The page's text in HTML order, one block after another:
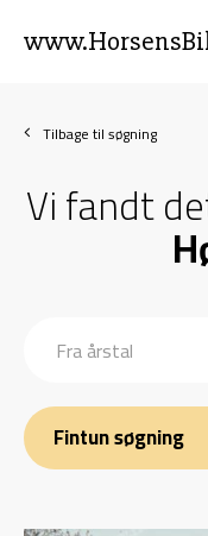
Tilbage til søgning
Vi fandt
Fintun søgning